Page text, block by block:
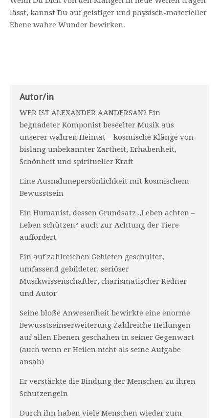
lässt, kannst Du auf geistiger und physisch-materieller
Ebene wahre Wunder bewirken.
Autor/in
WER IST ALEXANDER AANDERSAN? Ein
begnadeter Komponist beseelter Musik aus
unserer wahren Heimat – kosmische Klänge von
bislang unbekannter Zartheit, Erhabenheit,
Schönheit und spiritueller Kraft
Eine Ausnahmepersönlichkeit mit kosmischem
Bewusstsein
Ein Humanist, dessen Grundsatz „Leben achten –
Leben schützen“ auch zur Achtung der Tiere
auffordert
Ein auf zahlreichen Gebieten geschulter,
umfassend gebildeter, seriöser
Musikwissenschaftler, charismatischer Redner
und Autor
Seine bloße Anwesenheit bewirkte eine enorme
Bewusstseinserweiterung Zahlreiche Heilungen
auf allen Ebenen geschahen in seiner Gegenwart
(auch wenn er Heilen nicht als seine Aufgabe
ansah)
Er verstärkte die Bindung der Menschen zu ihren
Schutzengeln
Durch ihn haben viele Menschen wieder zum